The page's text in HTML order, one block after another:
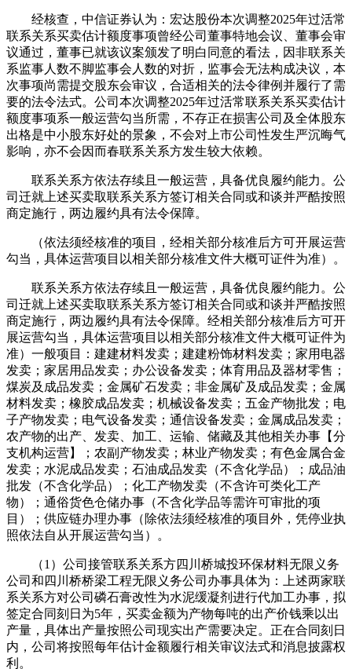
经核查，中信证券认为：宏达股份本次调整2025年过活常
联系关系买卖估计额度事项曾经公司董事特地会议、董事会审
议通过，董事已就该议案颁发了明白同意的看法，因非联系关
系监事人数不脚监事会人数的对折，监事会无法构成决议，本
次事项尚需提交股东会审议，合适相关的法令律例并履行了需
要的法令法式。公司本次调整2025年过活常联系关系买卖估计
额度事项系一般运营勾当所需，不存正在损害公司及全体股东
出格是中小股东好处的景象，不会对上市公司性发生严沉晦气
影响，亦不会因而春联系关系方发生较大依赖。
联系关系方依法存续且一般运营，具备优良履约能力。公
司迁就上述买卖取联系关系方签订相关合同或和谈并严酷按照
商定施行，两边履约具有法令保障。
（依法须经核准的项目，经相关部分核准后方可开展运营
勾当，具体运营项目以相关部分核准文件大概可证件为准）。
联系关系方依法存续且一般运营，具备优良履约能力。公
司迁就上述买卖取联系关系方签订相关合同或和谈并严酷按照
商定施行，两边履约具有法令保障。经相关部分核准后方可开
展运营勾当，具体运营项目以相关部分核准文件大概可证件为
准）一般项目：建建材料发卖；建建粉饰材料发卖；家用电器
发卖；家居用品发卖；办公设备发卖；体育用品及器材零售；
煤炭及成品发卖；金属矿石发卖；非金属矿及成品发卖；金属
材料发卖；橡胶成品发卖；机械设备发卖；五金产物批发；电
子产物发卖；电气设备发卖；通信设备发卖；金属成品发卖；
农产物的出产、发卖、加工、运输、储藏及其他相关办事【分
支机构运营】；农副产物发卖；林业产物发卖；有色金属合金
发卖；水泥成品发卖；石油成品发卖（不含化学品）；成品油
批发（不含化学品）；化工产物发卖（不含许可类化工产
物）；通俗货色仓储办事（不含化学品等需许可审批的项
目）；供应链办理办事（除依法须经核准的项目外，凭停业执
照依法自从开展运营勾当）。
（1）公司接管联系关系方四川桥城投环保材料无限义务
公司和四川桥桥梁工程无限义务公司办事具体为：上述两家联
系关系方对公司磷石膏改性为水泥缓凝剂进行代加工办事，拟
签定合同刻日为5年，买卖金额为产物每吨的出产价钱乘以出
产量，具体出产量按照公司现实出产需要决定。正在合同刻日
内，公司将按照每年估计金额履行相关审议法式和消息披露权
利。